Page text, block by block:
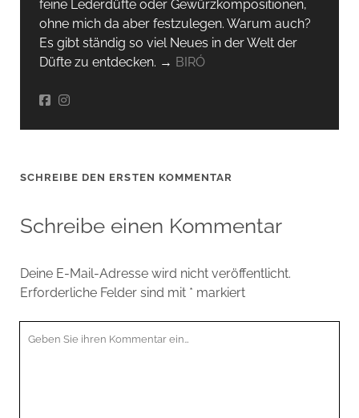
feine Lederdüfte oder Gewürzkompositionen,
ohne mich da aber festzulegen. Warum auch?
Es gibt ständig so viel Neues in der Welt der
Düfte zu entdecken. → BIRÓ
SCHREIBE DEN ERSTEN KOMMENTAR
Schreibe einen Kommentar
Deine E-Mail-Adresse wird nicht veröffentlicht.
Erforderliche Felder sind mit * markiert